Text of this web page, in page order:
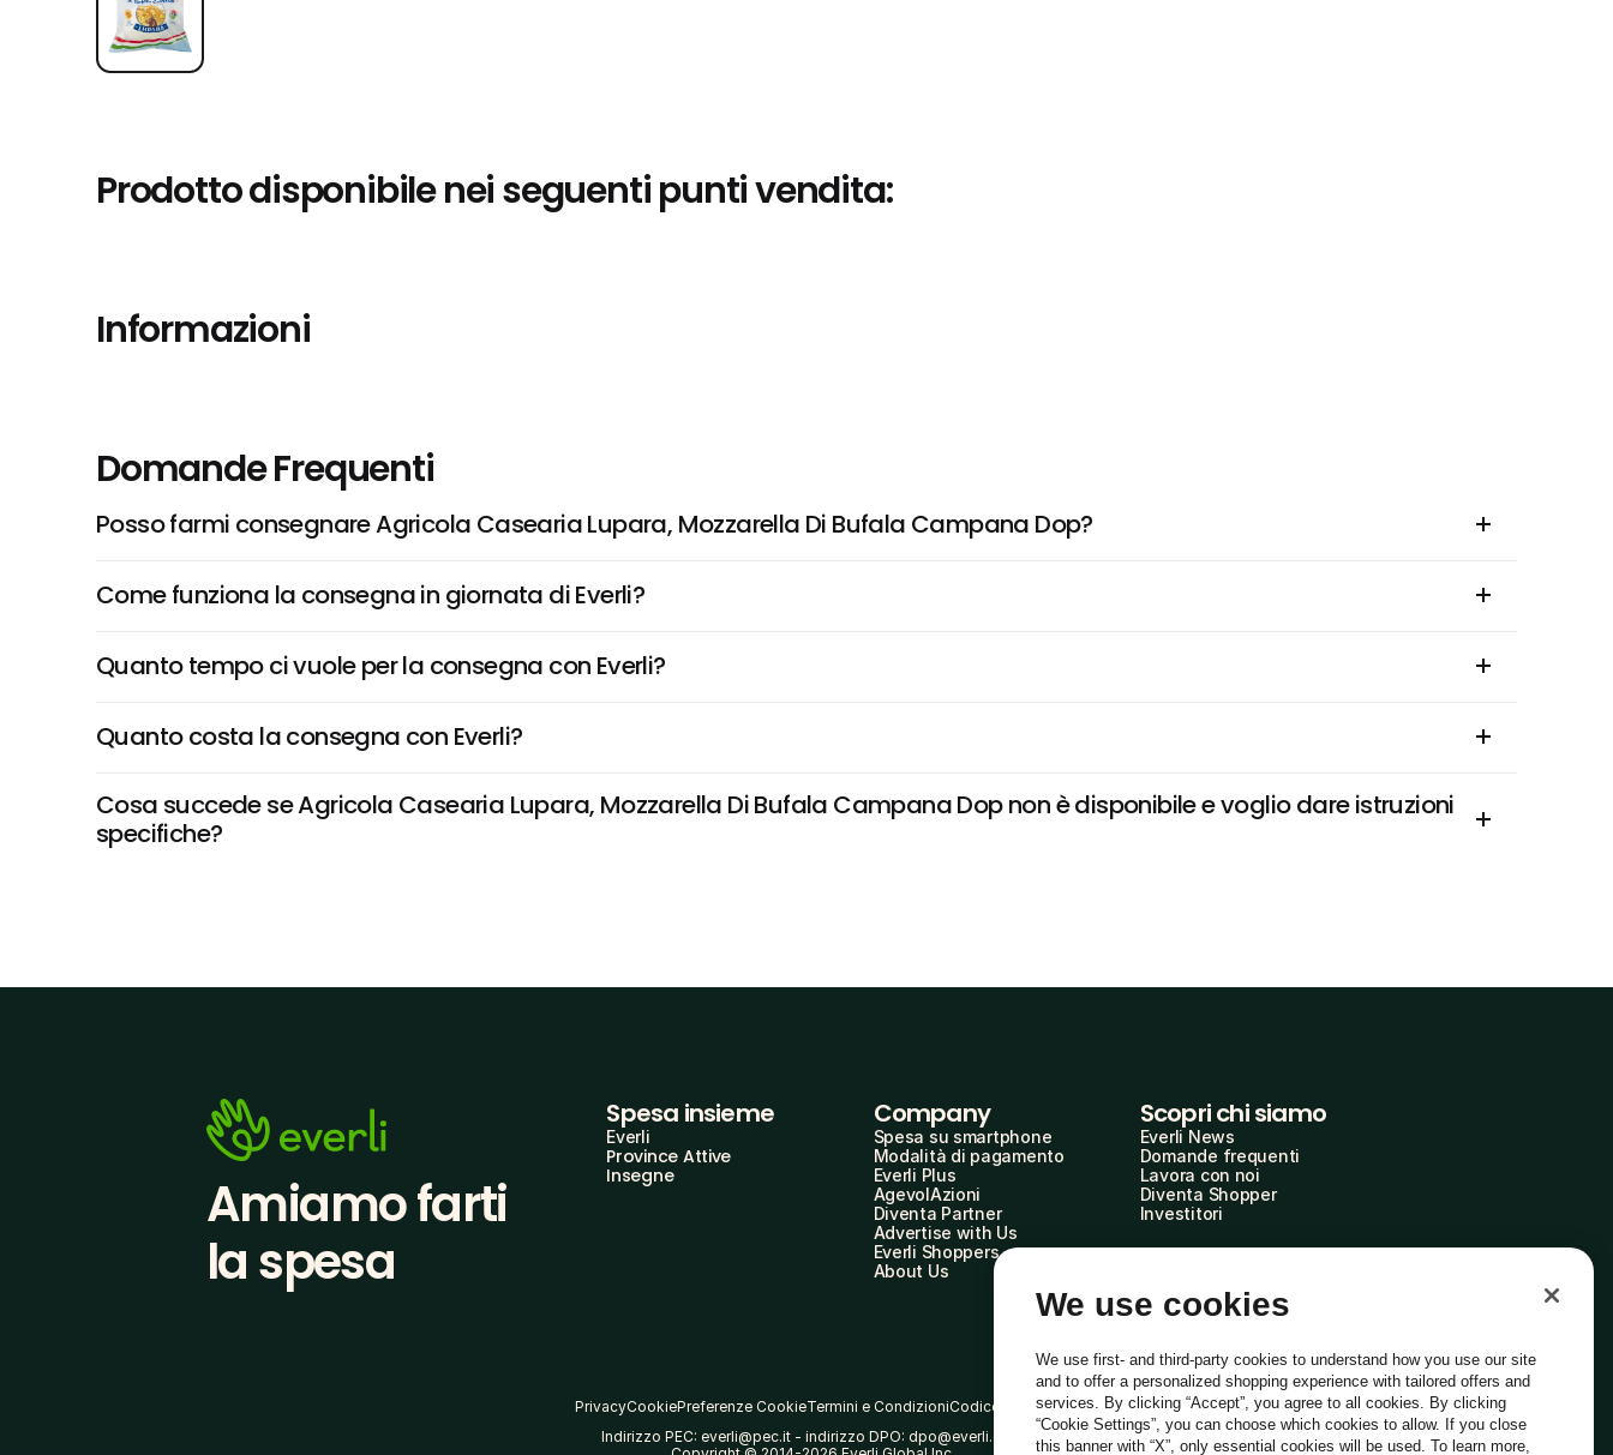
Prodotto disponibile nei seguenti punti vendita:
Informazioni
Domande Frequenti
Posso farmi consegnare Agricola Casearia Lupara, Mozzarella Di Bufala Campana Dop?
Come funziona la consegna in giornata di Everli?
Quanto tempo ci vuole per la consegna con Everli?
Quanto costa la consegna con Everli?
Cosa succede se Agricola Casearia Lupara, Mozzarella Di Bufala Campana Dop non è disponibile e voglio dare istruzioni
specifiche?
Amiamo farti
la spesa
Spesa insieme
Everli
Province Attive
Insegne
Company
Spesa su smartphone
Modalità di pagamento
Everli Plus
AgevolAzioni
Diventa Partner
Advertise with Us
Everli Shoppers
About Us
Scopri chi siamo
Everli News
Domande frequenti
Lavora con noi
Diventa Shopper
Investitori
PrivacyCookiePreferenze CookieTermini e CondizioniCodice Etico
Indirizzo PEC: everli@pec.it - indirizzo DPO: dpo@everli.com
Italiano
We use cookies
We use first- and third-party cookies to understand how you use our site
and to offer a personalized shopping experience with tailored offers and
services. By clicking “Accept”, you agree to all cookies. By clicking
“Cookie Settings”, you can choose which cookies to allow. If you close
this banner with “X”, only essential cookies will be used. To learn more,